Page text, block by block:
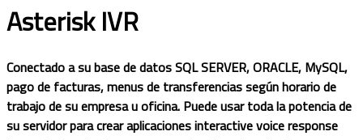
Asterisk IVR
Conectado a su base de datos SQL SERVER, ORACLE, MySQL,
pago de facturas, menus de transferencias según horario de
trabajo de su empresa u oficina. Puede usar toda la potencia de
su servidor para crear aplicaciones interactive voice response